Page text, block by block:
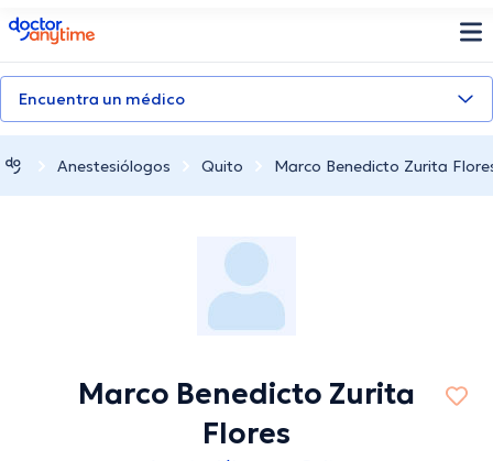
doctoranytime
Encuentra un médico
Anestesiólogos Quito Marco Benedicto Zurita
Marco Benedicto Zurita
Flores